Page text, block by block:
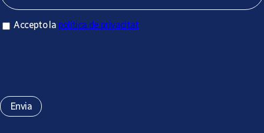
Accepto la política de privacitat
Accepto la política de privacitat